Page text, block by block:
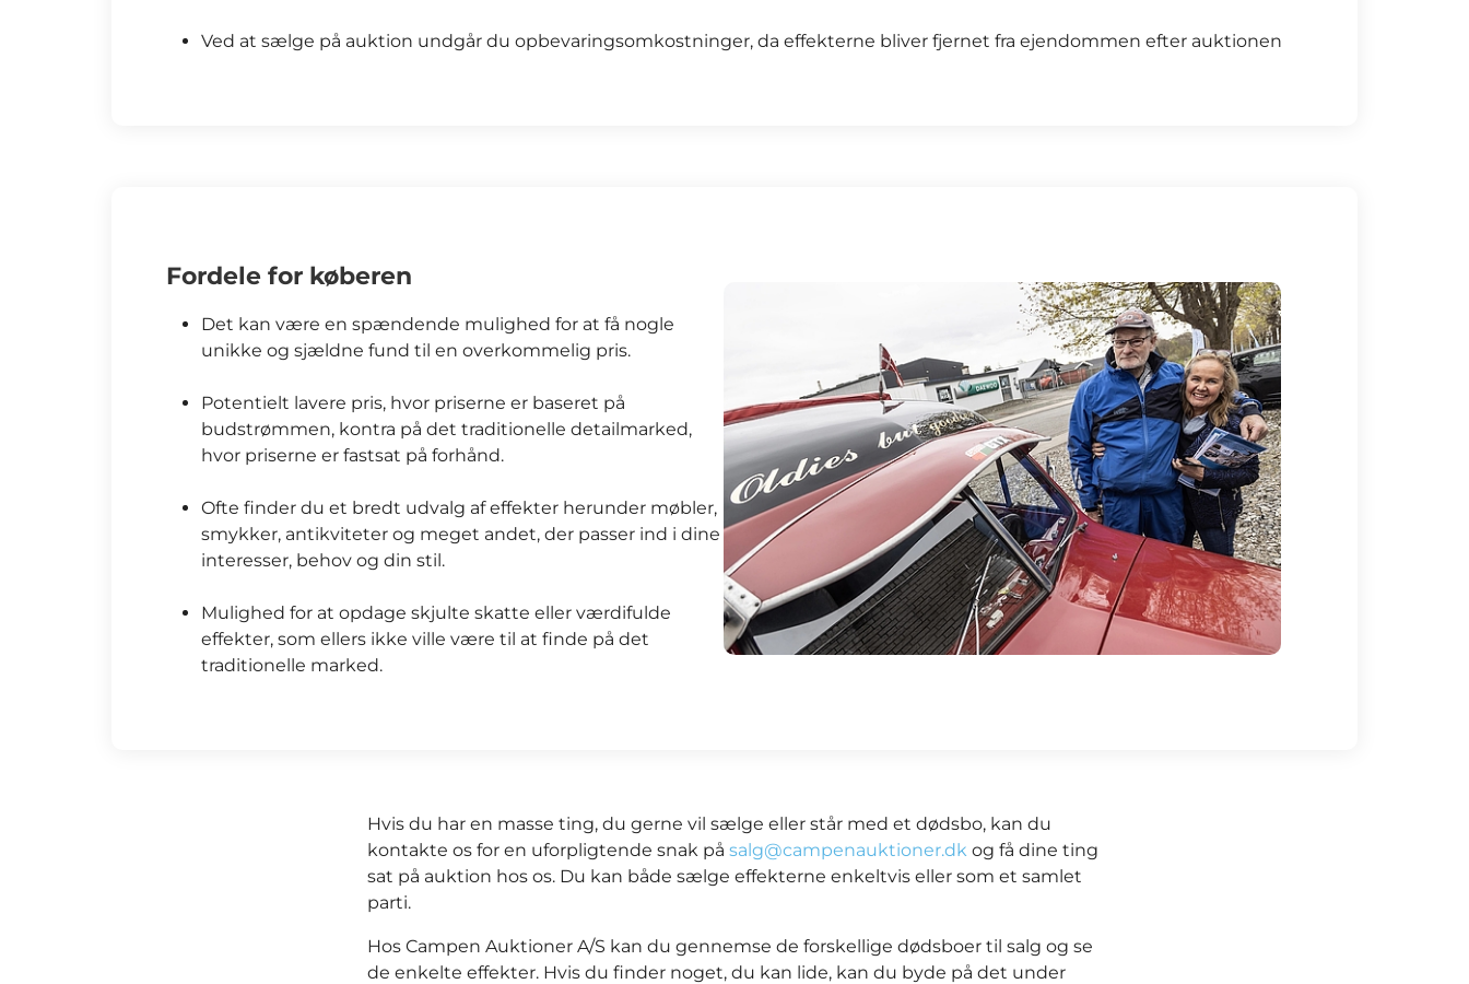
Ved at sælge på auktion undgår du opbevaringsomkostninger, da effekterne bliver fjernet fra ejendommen efter auktionen
Fordele for køberen
Det kan være en spændende mulighed for at få nogle
unikke og sjældne fund til en overkommelig pris.
Potentielt lavere pris, hvor priserne er baseret på
budstrømmen, kontra på det traditionelle detailmarked,
hvor priserne er fastsat på forhånd.
Ofte finder du et bredt udvalg af effekter herunder møbler,
smykker, antikviteter og meget andet, der passer ind i dine
interesser, behov og din stil.
Mulighed for at opdage skjulte skatte eller værdifulde
effekter, som ellers ikke ville være til at finde på det
traditionelle marked.
Hvis du har en masse ting, du gerne vil sælge eller står med et dødsbo, kan du
kontakte os for en uforpligtende snak på salg@campenauktioner.dk og få dine ting
sat på auktion hos os. Du kan både sælge effekterne enkeltvis eller som et samlet
parti.
Hos Campen Auktioner A/S kan du gennemse de forskellige dødsboer til salg og se
de enkelte effekter. Hvis du finder noget, du kan lide, kan du byde på det under